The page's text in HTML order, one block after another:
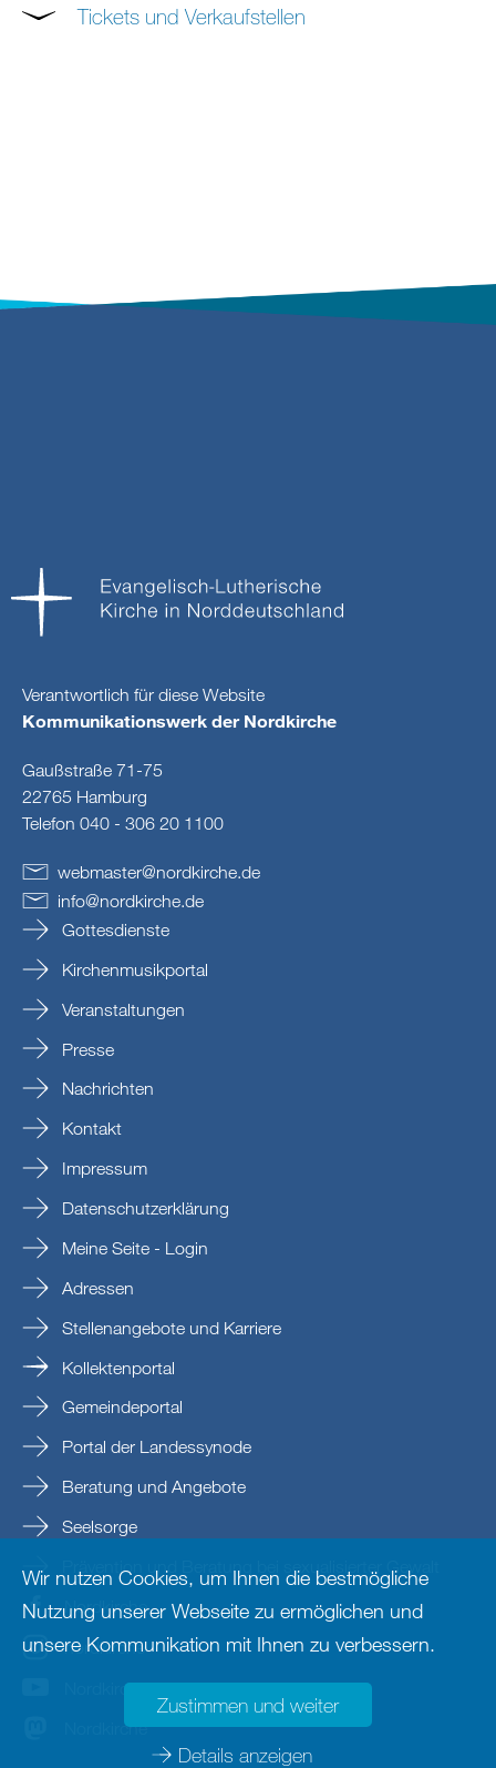
Tickets und Verkaufstellen
Verantwortlich für diese Website
Kommunikationswerk der Nordkirche
Gaußstraße 71-75
22765 Hamburg
Telefon 040 - 306 20 1100
webmaster@nordkirche.de
info@nordkirche.de
Gottesdienste
Kirchenmusikportal
Veranstaltungen
Presse
Nachrichten
Kontakt
Impressum
Datenschutzerklärung
Meine Seite - Login
Adressen
Stellenangebote und Karriere
Kollektenportal
Gemeindeportal
Portal der Landessynode
Beratung und Angebote
Seelsorge
Prävention und Beratung bei sexualisierter Gewalt
Nordkirche
nordkirche
Nordkirche
Nordkirche
Wir nutzen Cookies, um Ihnen die bestmögliche
Nutzung unserer Webseite zu ermöglichen und
unsere Kommunikation mit Ihnen zu verbessern.
Zustimmen und weiter
Details anzeigen